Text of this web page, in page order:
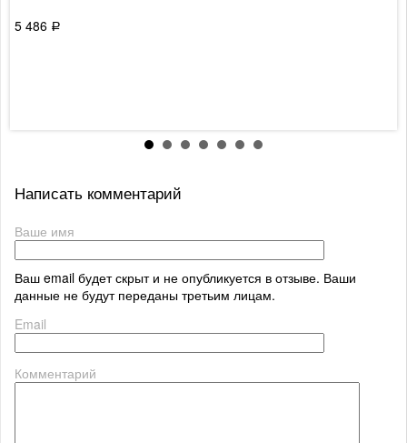
5 486 Р
Написать комментарий
Ваше имя
Ваш email будет скрыт и не опубликуется в отзыве. Ваши
данные не будут переданы третьим лицам.
Email
Комментарий